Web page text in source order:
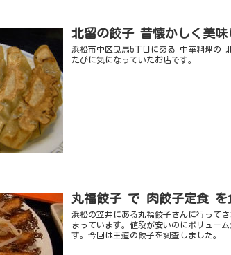
北留の餃子 昔懐かしく美
浜松市中区曳馬5丁目にある 中華料理の
たびに気になっていたお店です。
丸福餃子 で 肉餃子定食 を
浜松の笠井にある丸福餃子さんに行って
まっています。値段が安いのにボリュー
す。今回は王道の餃子を調査しました。